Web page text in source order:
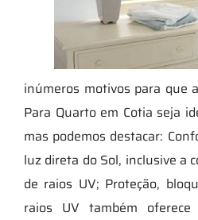
inúmeros motivos para que
Para Quarto em Cotia seja
mas podemos destacar:
luz direta do Sol, inclusive a
de raios UV; Proteção,
raios UV também